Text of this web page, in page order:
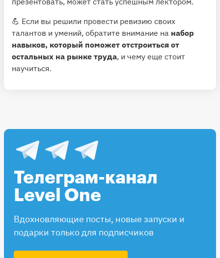
💪 Если вы решили провести ревизию своих
талантов и умений, обратите внимание на набор
навыков, который поможет отстроиться от
остальных на рынке труда, и чему еще стоит
научиться.
Телеграм-канал
Level One
Вдохновляющие посты, новые запуски и
подарки только для подписчиков